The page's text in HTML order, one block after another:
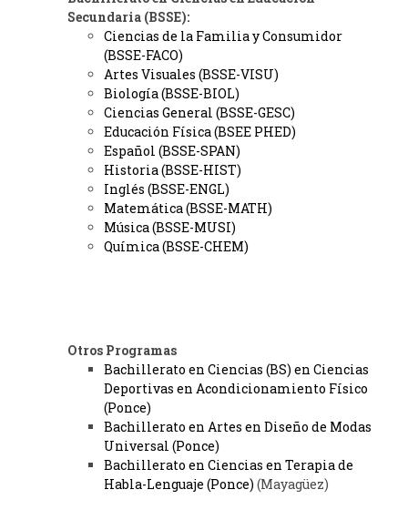
Secundaria (BSSE):
Ciencias de la Familia y Consumidor
(BSSE-FACO)
Artes Visuales (BSSE-VISU)
Biología (BSSE-BIOL)
Ciencias General (BSSE-GESC)
Educación Física (BSEE PHED)
Español (BSSE-SPAN)
Historia (BSSE-HIST)
Inglés (BSSE-ENGL)
Matemática (BSSE-MATH)
Música (BSSE-MUSI)
Química (BSSE-CHEM)
Otros Programas
Bachillerato en Ciencias (BS) en Ciencias
Deportivas en Acondicionamiento Físico
(Ponce)
Bachillerato en Artes en Diseño de Modas
Universal (Ponce)
Bachillerato en Ciencias en Terapia de
Habla-Lenguaje (Ponce) (Mayagüez)